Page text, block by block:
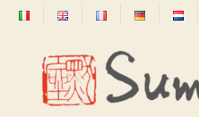
Skip
content